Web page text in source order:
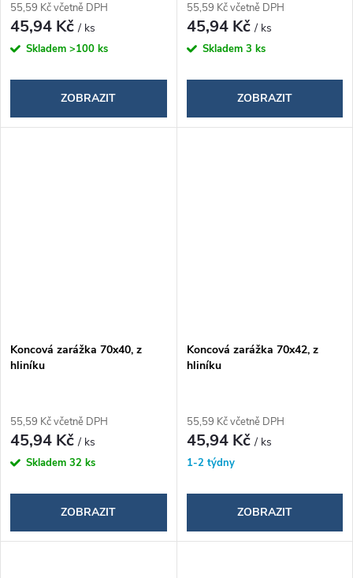
55,59 Kč včetně DPH
45,94 Kč/ ks
Skladem >100 ks
ZOBRAZIT
55,59 Kč včetně DPH
45,94 Kč/ ks
Skladem 3 ks
ZOBRAZIT
Koncová zarážka 70x40, z
hliníku
55,59 Kč včetně DPH
45,94 Kč/ ks
Skladem 32 ks
ZOBRAZIT
Koncová zarážka 70x42, z
hliníku
55,59 Kč včetně DPH
45,94 Kč/ ks
1-2 týdny
ZOBRAZIT